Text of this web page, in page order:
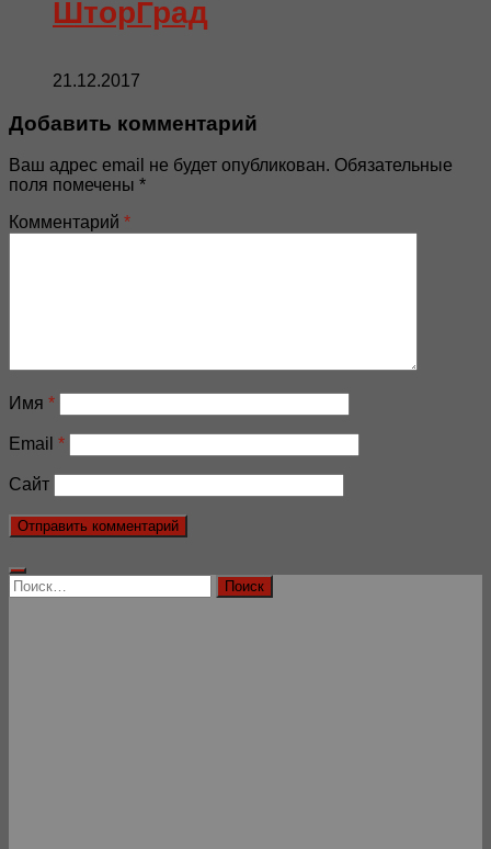
ШторГрад
21.12.2017
Добавить комментарий
Ваш адрес email не будет опубликован. Обязательные
поля помечены *
Комментарий *
Имя *
Email *
Сайт
Найти: